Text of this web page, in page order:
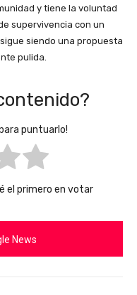
y tiene la voluntad
supervivencia con un
siendo una propuesta
pulida.
puntuarlo!
el primero en votar
News